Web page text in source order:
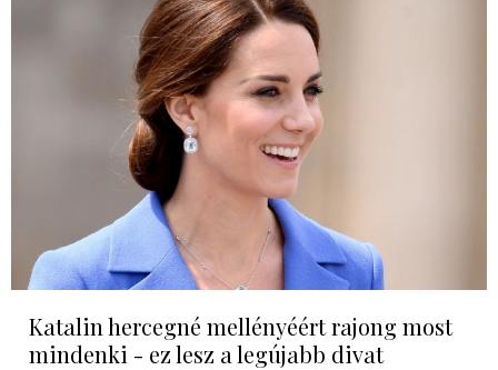
Katalin hercegné mellényéért rajong most
mindenki - ez lesz a legújabb divat